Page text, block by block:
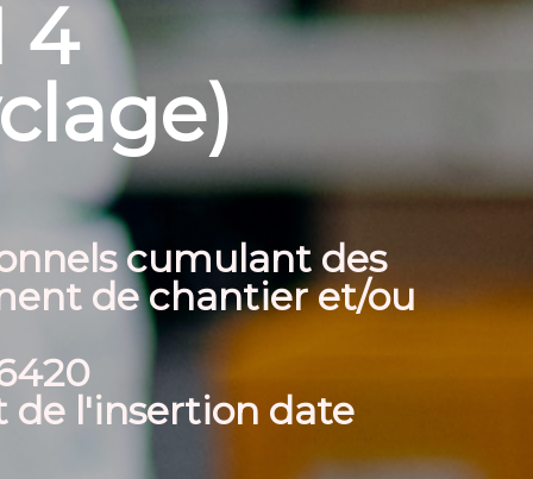
4
cumulant des
de chantier et/ou
de l'insertion date